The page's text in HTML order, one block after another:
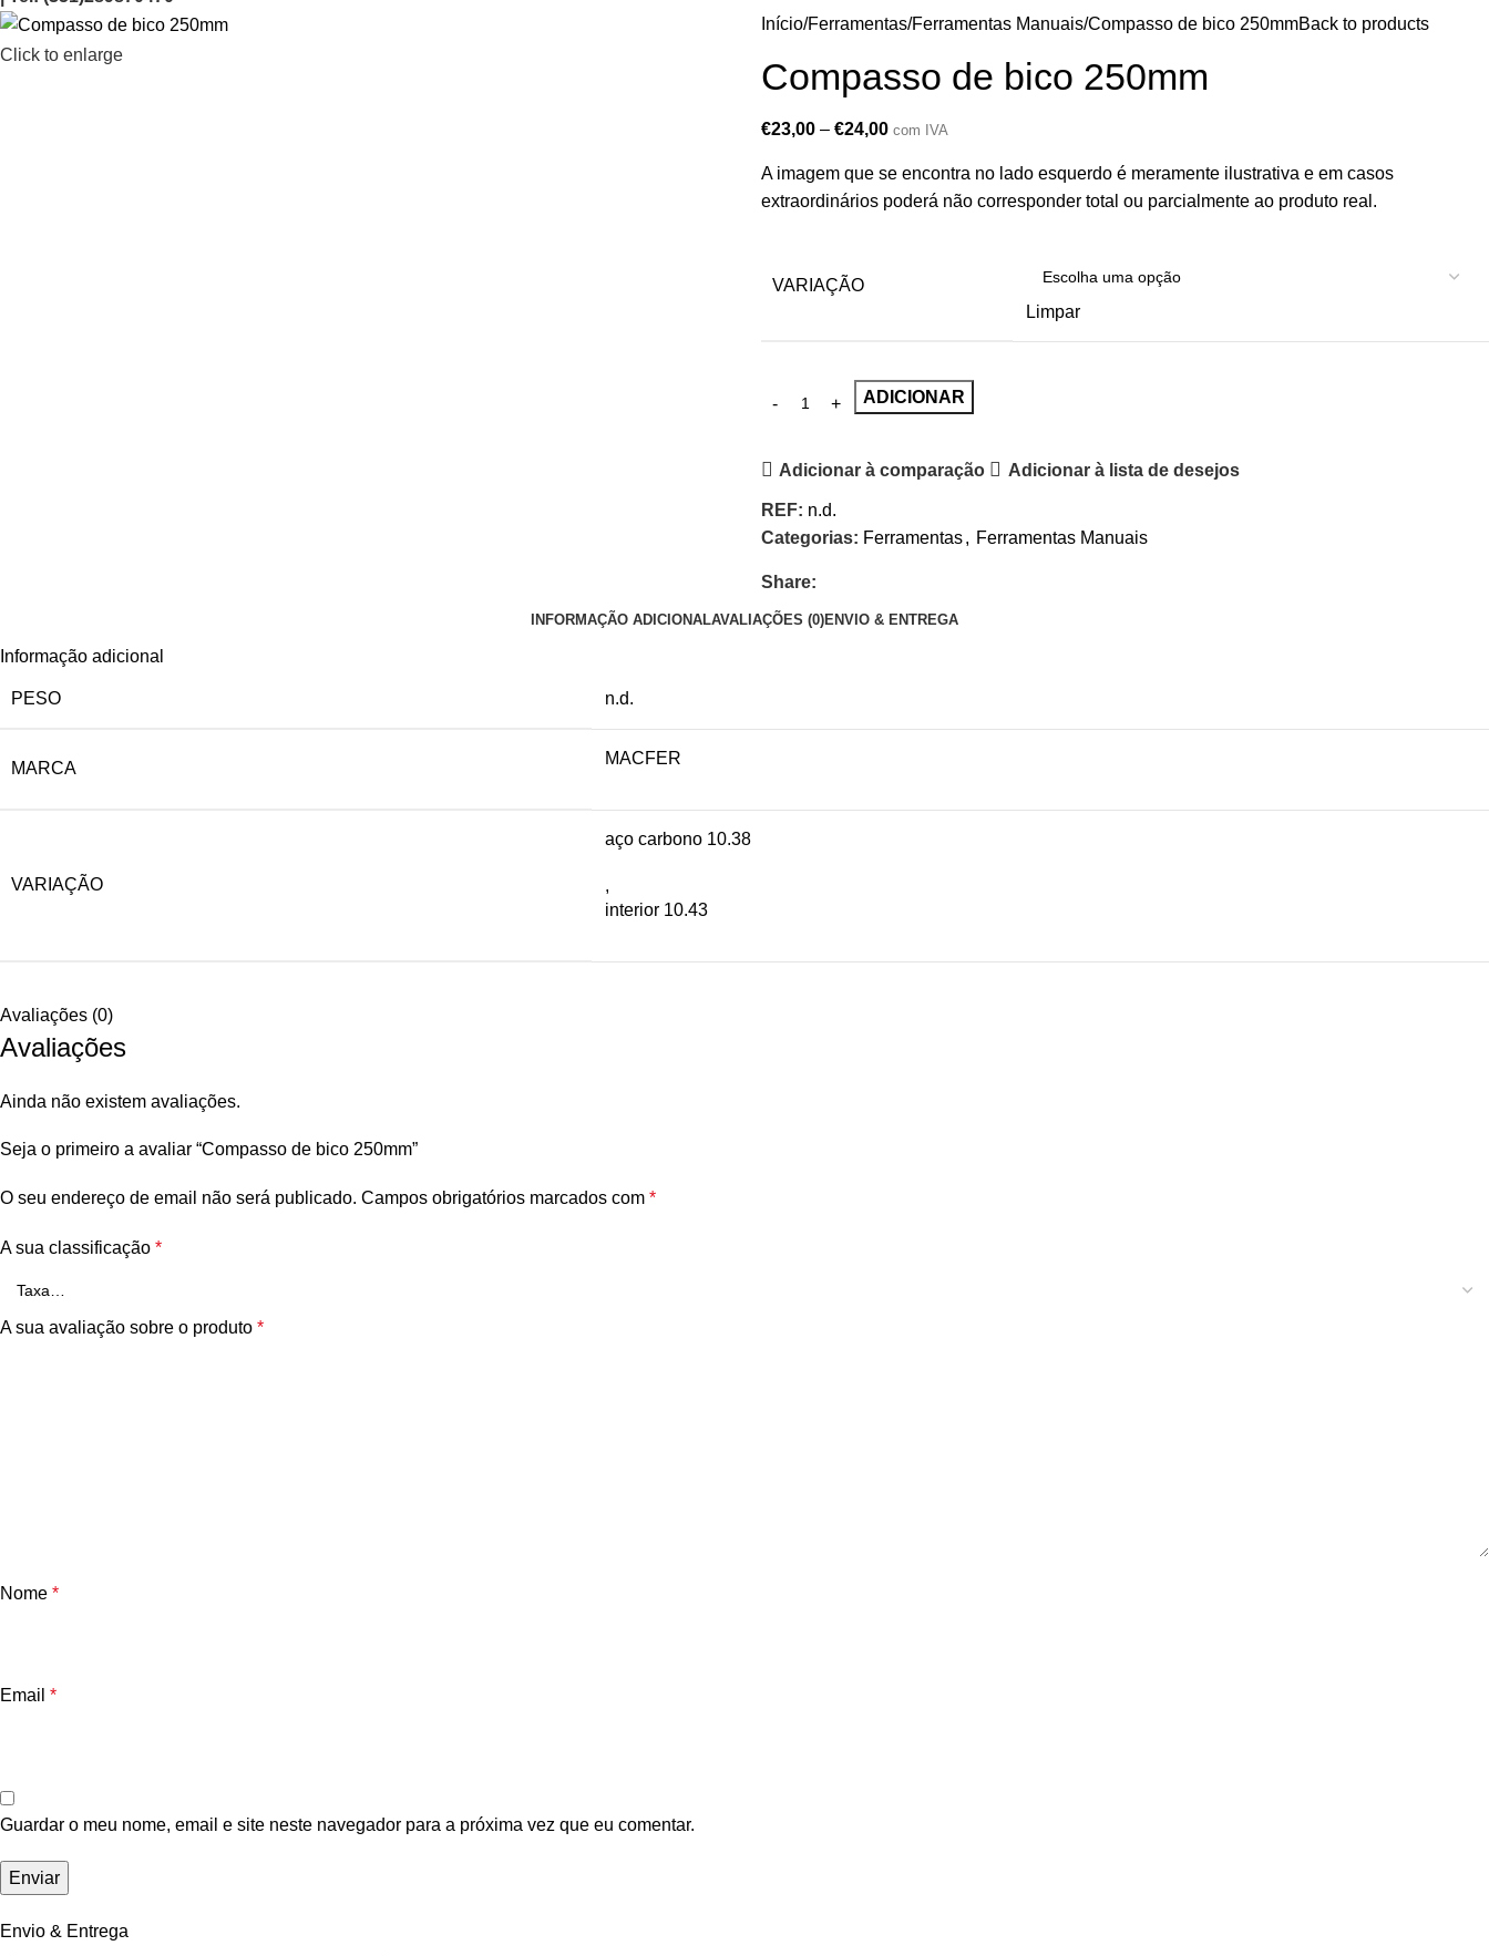
Click to enlarge
Início Ferramentas Ferramentas Manuais Compasso de bico 250mmBack to products
Compasso de bico 250mm
€23,00 – €24,00 com IVA
A imagem que se encontra no lado esquerdo é meramente ilustrativa e em casos
extraordinários poderá não corresponder total ou parcialmente ao produto real.
VARIAÇÃO
Limpar
ADICIONAR
Adicionar à comparação Adicionar à lista de desejos
REF: n.d.
Categorias: Ferramentas, Ferramentas Manuais
Share:
INFORMAÇÃO ADICIONALAVALIAÇÕES (0)ENVIO & ENTREGA
Informação adicional
PESO n.d.
MARCA
MACFER
VARIAÇÃO
aço carbono 10.38
,
interior 10.43
Avaliações (0)
Avaliações
Ainda não existem avaliações.
Seja o primeiro a avaliar “Compasso de bico 250mm”
O seu endereço de email não será publicado. Campos obrigatórios marcados com *
A sua classificação *
A sua avaliação sobre o produto *
Nome *
Email *
Guardar o meu nome, email e site neste navegador para a próxima vez que eu comentar.
Envio & Entrega